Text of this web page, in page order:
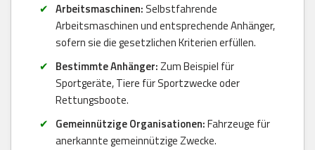
Arbeitsmaschinen: Selbstfahrende
Arbeitsmaschinen und entsprechende Anhänger,
sofern sie die gesetzlichen Kriterien erfüllen.
Bestimmte Anhänger:Zum Beispiel für
Sportgeräte, Tiere für Sportzwecke oder
Rettungsboote.
Gemeinnützige Organisationen:Fahrzeuge für
anerkannte gemeinnützige Zwecke.